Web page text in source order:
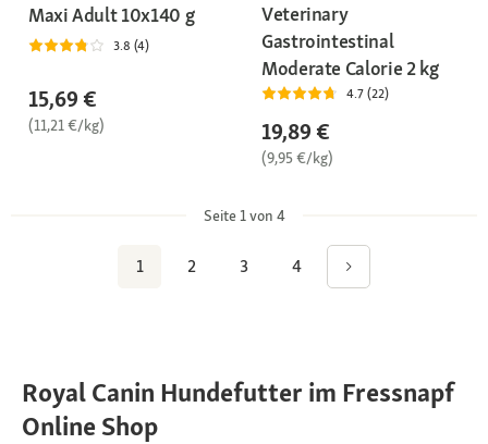
Maxi Adult 10x140 g
3.8 (4)
15,69 €
(11,21 €/kg)
Veterinary
Gastrointestinal
Moderate Calorie 2 kg
4.7 (22)
19,89 €
(9,95 €/kg)
Seite 1 von 4
1 2 3 4
Royal Canin Hundefutter im Fressnapf
Online Shop